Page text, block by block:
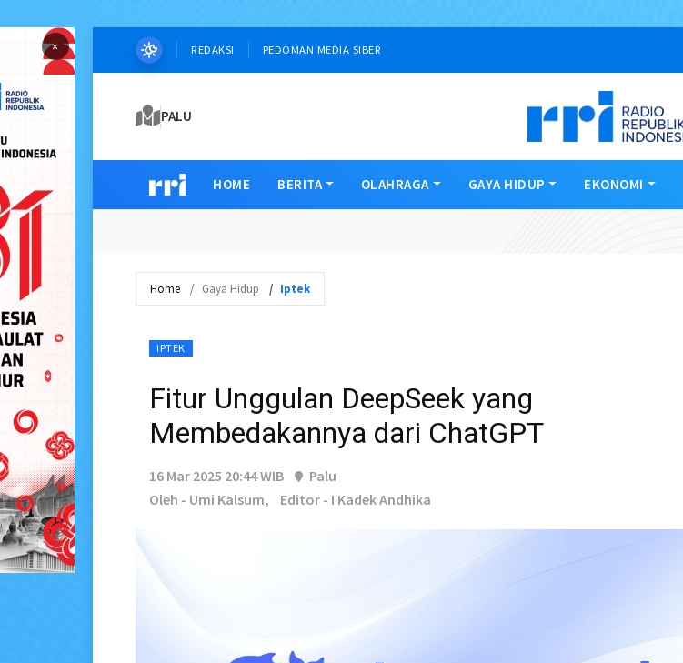
× REDAKSI PEDOMAN MEDIA SIBER
PALU
HOME BERITA OLAHRAGA GAYA HIDUP EKONOMI
Home Gaya Hidup Iptek
IPTEK
Fitur Unggulan DeepSeek yang
Membedakannya dari ChatGPT
16 Mar 2025 20:44 WIB
Palu
Oleh - Umi Kalsum,
Editor - I Kadek Andhika